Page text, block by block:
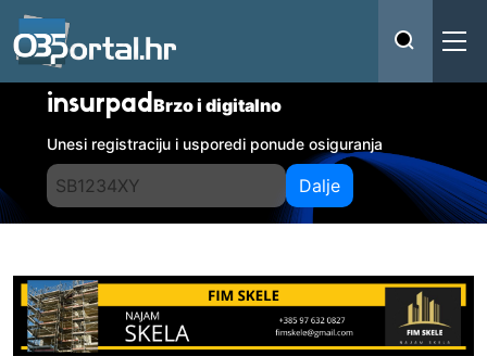
insurpadBrzo i digitalno
Unesi registraciju i usporedi ponude osiguranja
Dalje